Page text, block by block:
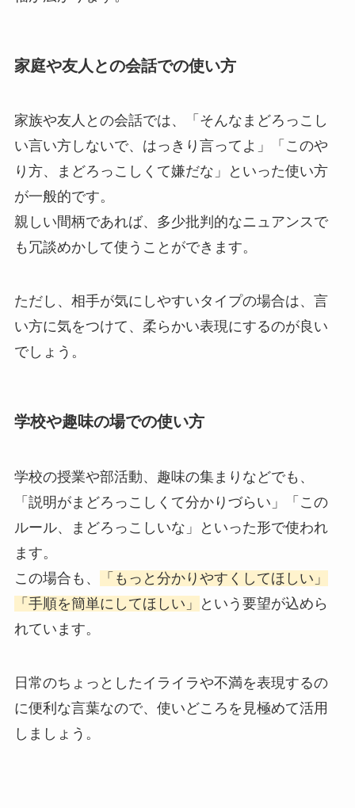
家庭や友人との会話での使い方
家族や友人との会話では、「そんなまどろっこし
い言い方しないで、はっきり言ってよ」「このや
り方、まどろっこしくて嫌だな」といった使い方
が一般的です。
親しい間柄であれば、多少批判的なニュアンスで
も冗談めかして使うことができます。
ただし、相手が気にしやすいタイプの場合は、言
い方に気をつけて、柔らかい表現にするのが良い
でしょう。
学校や趣味の場での使い方
学校の授業や部活動、趣味の集まりなどでも、
「説明がまどろっこしくて分かりづらい」「この
ルール、まどろっこしいな」といった形で使われ
ます。
この場合も、
「もっと分かりやすくしてほしい」
「手順を簡単にしてほしい」
という要望が込めら
れています。
日常のちょっとしたイライラや不満を表現するの
に便利な言葉なので、使いどころを見極めて活用
しましょう。